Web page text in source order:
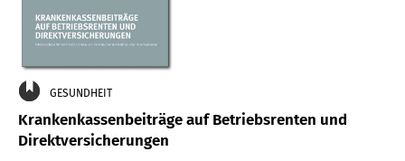
GESUNDHEIT
Krankenkassenbeiträge auf Betriebsrenten und
Direktversicherungen